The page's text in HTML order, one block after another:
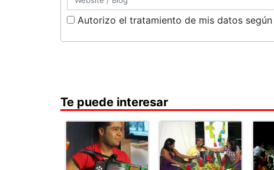
Autorizo el tratamiento de mis datos
Te puede interesar